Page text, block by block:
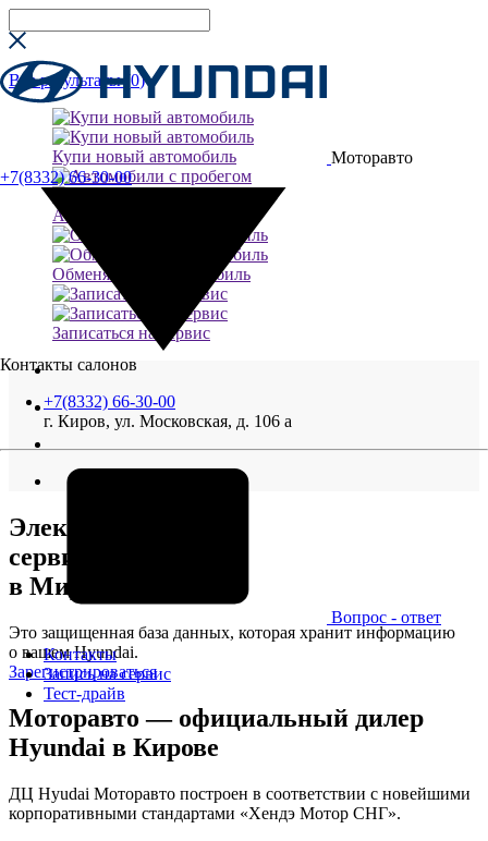
Все результаты (0)
Моторавто
+7(8332) 66-30-00
Контакты салонов
+7(8332) 66-30-00
г. Киров, ул. Московская, д. 106 а
Вопрос - ответ
Контакты
Запись на сервис
Тест-драйв
Купи новый автомобиль
Автомобили с пробегом
Обменяй свой автомобиль
Записаться на сервис
Электронная
сервисная книжка
в Мире Хёндэ
Это защищенная база данных, которая хранит информацию
о вашем Hyundai.
Зарегистрироваться
Моторавто — официальный дилер
Hyundai в Кирове
ДЦ Hyudai Моторавто построен в соответствии с новейшими
корпоративными стандартами «Хендэ Мотор СНГ».